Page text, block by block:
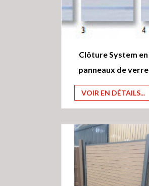
Clôture System en
panneaux de verre
VOIR EN DÉTAILS...